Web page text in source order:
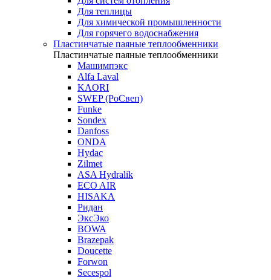
Для теплицы
Для химической промышленности
Для горячего водоснабжения
Пластинчатые паяные теплообменники
Пластинчатые паяные теплообменники
Машимпэкс
Alfa Laval
KAORI
SWEP (РоСвеп)
Funke
Sondex
Danfoss
ONDA
Hydac
Zilmet
ASA Hydralik
ECO AIR
HISAKA
Ридан
ЭксЭко
BOWA
Brazepak
Doucette
Forwon
Secespol